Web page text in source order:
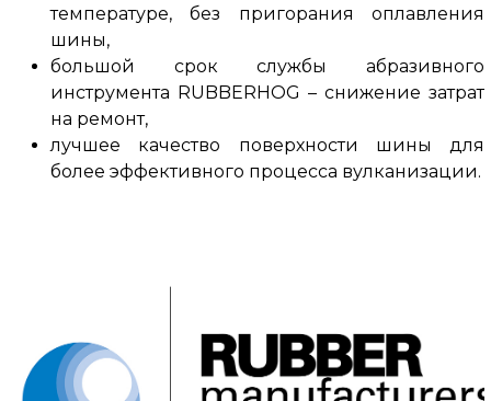
температуре, без пригорания оплавления
шины,
большой срок службы абразивного
инструмента RUBBERHOG – снижение затрат
на ремонт,
лучшее качество поверхности шины для
более эффективного процесса вулканизации.